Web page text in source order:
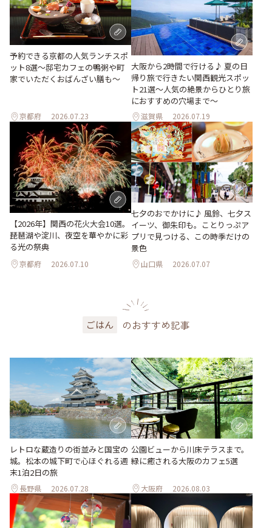
予約できる京都の人気ランチスポ
ット8選～邸宅カフェの鴨粥や町
家でいただくおばんざい膳も～
京都府 2026.07.23
大阪から2時間で行ける♪ 夏の日
帰り旅で行きたい関西観光スポッ
ト21選～人気の絶景からひとり旅
におすすめの穴場まで～
滋賀県 2026.07.19
【2026年】関西の花火大会10選。
琵琶湖や淀川、夜空を華やかに彩
る光の祭典
京都府 2026.07.10
七夕のおでかけに♪ 風鈴、七夕ス
イーツ、御朱印も。ことりっぷア
プリで見つける、この時季だけの
景色
山口県 2026.07.07
ごはん のおすすめ記事
レトロな蔵造りの街並みと国宝の
城。松本の城下町で心ほぐれる週
末1泊2日の旅
長野県 2026.07.28
公園ビューから川床テラスまで。
緑に癒される大阪のカフェ5選
大阪府 2026.08.03